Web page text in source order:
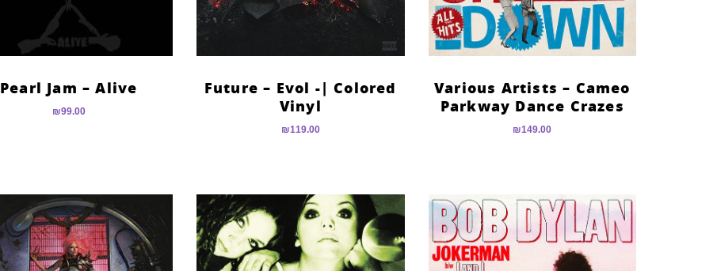
Various Artists – Cameo
Parkway Dance Crazes
₪149.00
Future – Evol -| Colored
Vinyl
₪119.00
Pearl Jam – Alive
₪99.00